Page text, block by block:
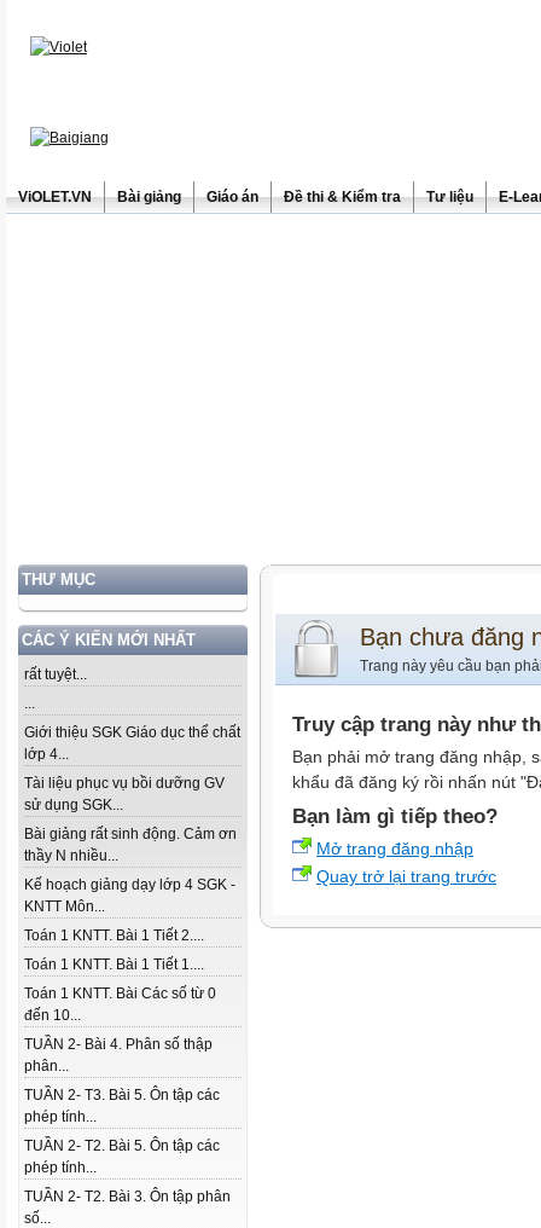
ViOLET.VN Bài giảng Giáo án Đề thi & Kiểm tra Tư liệu E-
THƯ MỤC
CÁC Ý KIẾN MỚI NHẤT
rất tuyệt...
...
Giới thiệu SGK Giáo dục thể chất
lớp 4...
Tài liệu phục vụ bồi dưỡng GV
sử dụng SGK...
Bài giảng rất sinh động. Cảm ơn
thầy N nhiều...
Kế hoạch giảng dạy lớp 4 SGK -
KNTT Môn...
Toán 1 KNTT. Bài 1 Tiết 2....
Toán 1 KNTT. Bài 1 Tiết 1....
Toán 1 KNTT. Bài Các số từ 0
đến 10...
TUẦN 2- Bài 4. Phân số thập
phân...
TUẦN 2- T3. Bài 5. Ôn tập các
phép tính...
TUẦN 2- T2. Bài 5. Ôn tập các
phép tính...
TUẦN 2- T2. Bài 3. Ôn tập phân
số...
Bạn chưa đăng
Trang này yêu cầu bạn
Truy cập trang này như
Bạn phải mở trang đăng nhập,
khẩu đã đăng ký rồi nhấn nút
Bạn làm gì tiếp theo?
Mở trang đăng nhập
Quay trở lại trang trước